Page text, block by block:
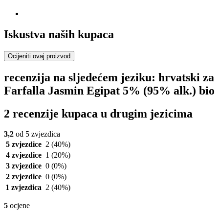
Iskustva naših kupaca
Ocijeniti ovaj proizvod
recenzija na sljedećem jeziku: hrvatski za
Farfalla Jasmin Egipat 5% (95% alk.) bio
2 recenzije kupaca u drugim jezicima
3,2 od 5 zvjezdica
5 zvjezdice 2 (40%)
4 zvjezdice 1 (20%)
3 zvjezdice 0 (0%)
2 zvjezdice 0 (0%)
1 zvjezdica 2 (40%)
5 ocjene